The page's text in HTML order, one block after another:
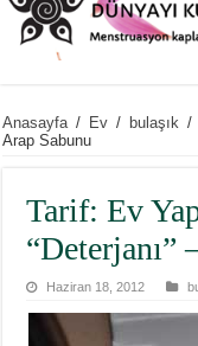
Anasayfa / Ev / bulaşık /
Arap Sabunu
Tarif: Ev
“Deterjanı”
Haziran 18, 2012